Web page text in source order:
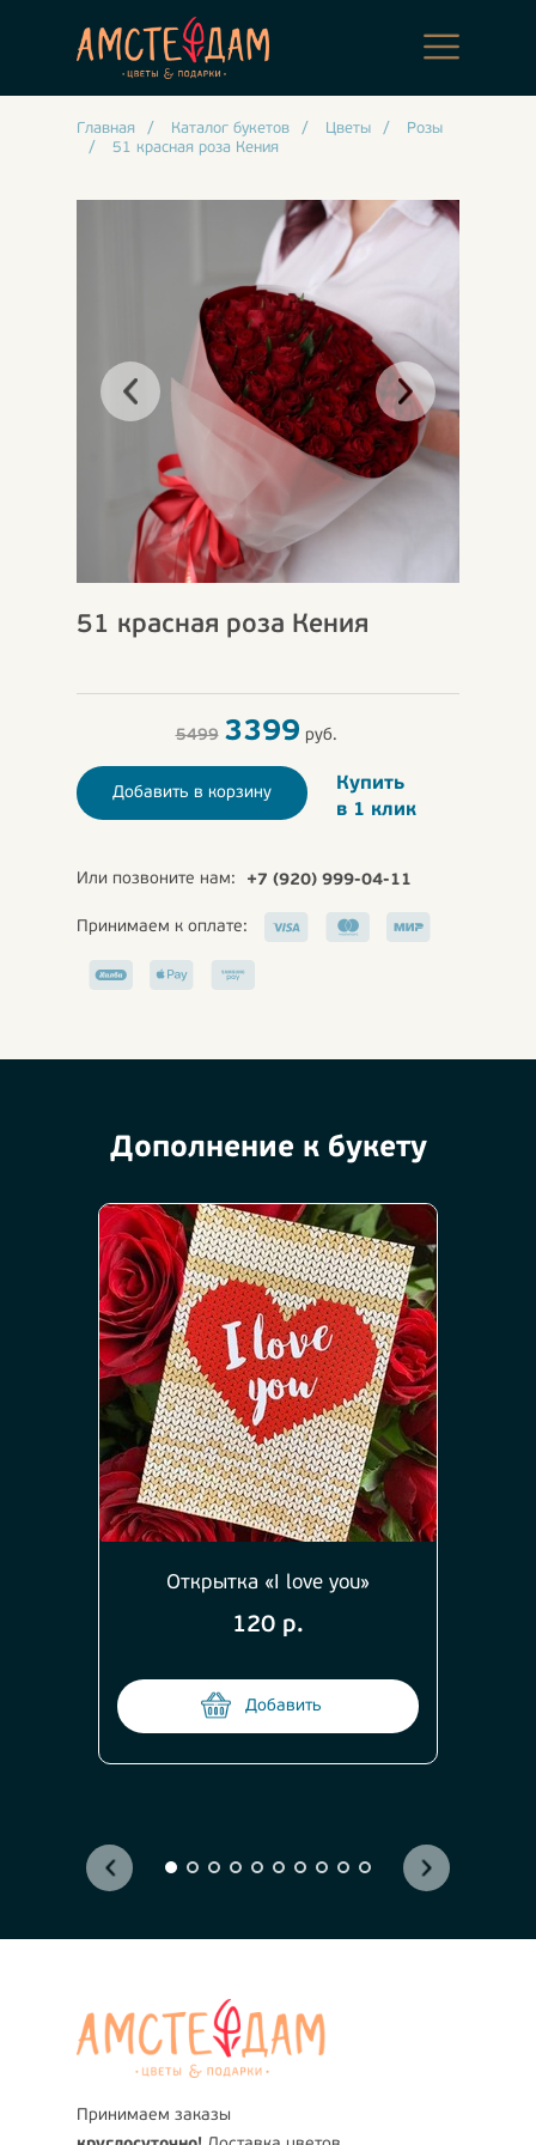
Главная / Каталог букетов / Цветы /
Розы
/
51 красная роза Кения
51 красная роза Кения
5499 3399 руб.
Добавить в корзину
Купить
в 1 клик
Или позвоните нам: +7 (920) 999-04-11
Принимаем к оплате:
Дополнение к букету
Открытка «I love you»
120 р.
Добавить
Принимаем заказы